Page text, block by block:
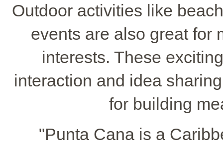
Outdoor activities like
events are also great for
interests. These
interaction and idea
for building
"Punta Cana is a